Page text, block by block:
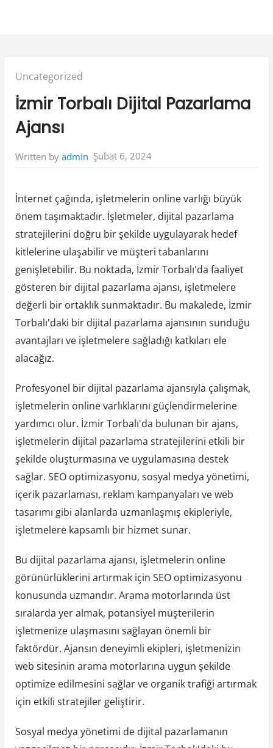
Posted
in:
Uncategorized
İzmir Torbalı Dijital Pazarlama
Ajansı
Written by admin Şubat 6, 2024
İnternet çağında, işletmelerin online varlığı büyük
önem taşımaktadır. İşletmeler, dijital pazarlama
stratejilerini doğru bir şekilde uygulayarak hedef
kitlelerine ulaşabilir ve müşteri tabanlarını
genişletebilir. Bu noktada, İzmir Torbalı'da faaliyet
gösteren bir dijital pazarlama ajansı, işletmelere
değerli bir ortaklık sunmaktadır. Bu makalede, İzmir
Torbalı'daki bir dijital pazarlama ajansının sunduğu
avantajları ve işletmelere sağladığı katkıları ele
alacağız.
Profesyonel bir dijital pazarlama ajansıyla çalışmak,
işletmelerin online varlıklarını güçlendirmelerine
yardımcı olur. İzmir Torbalı'da bulunan bir ajans,
işletmelerin dijital pazarlama stratejilerini etkili bir
şekilde oluşturmasına ve uygulamasına destek
sağlar. SEO optimizasyonu, sosyal medya yönetimi,
içerik pazarlaması, reklam kampanyaları ve web
tasarımı gibi alanlarda uzmanlaşmış ekipleriyle,
işletmelere kapsamlı bir hizmet sunar.
Bu dijital pazarlama ajansı, işletmelerin online
görünürlüklerini artırmak için SEO optimizasyonu
konusunda uzmandır. Arama motorlarında üst
sıralarda yer almak, potansiyel müşterilerin
işletmenize ulaşmasını sağlayan önemli bir
faktördür. Ajansın deneyimli ekipleri, işletmenizin
web sitesinin arama motorlarına uygun şekilde
optimize edilmesini sağlar ve organik trafiği artırmak
için etkili stratejiler geliştirir.
Sosyal medya yönetimi de dijital pazarlamanın